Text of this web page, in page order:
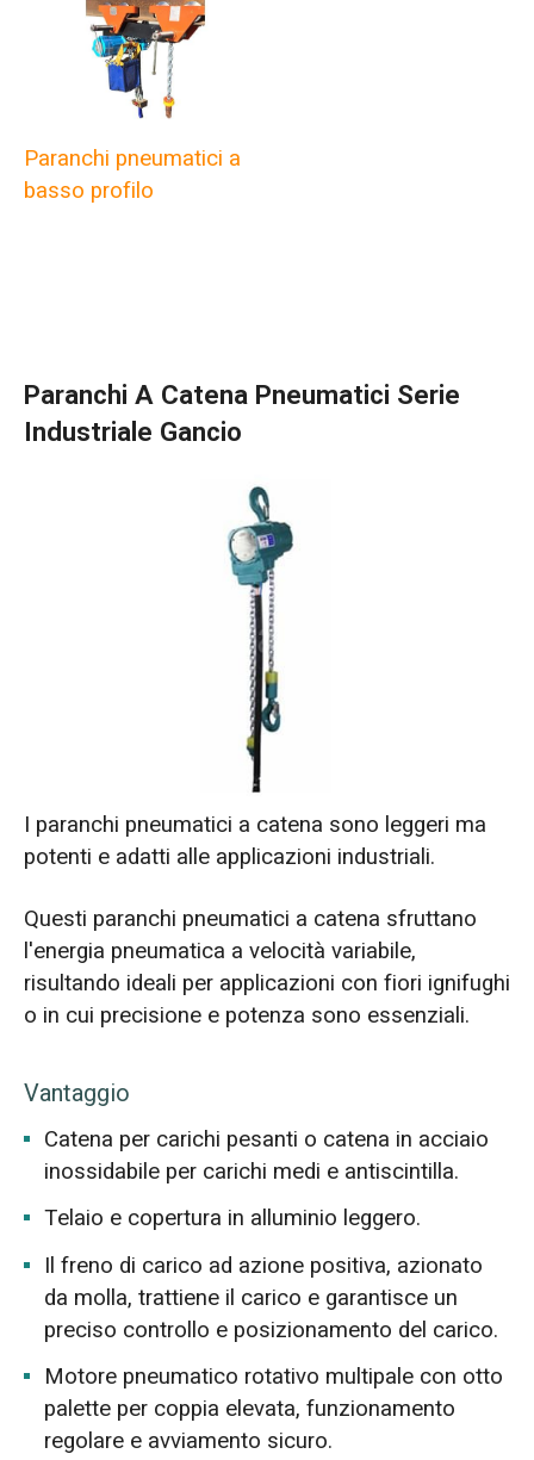
Paranchi pneumatici a
basso profilo
Paranchi A Catena Pneumatici Serie
Industriale Gancio
I paranchi pneumatici a catena sono leggeri ma
potenti e adatti alle applicazioni industriali.
Questi paranchi pneumatici a catena sfruttano
l'energia pneumatica a velocità variabile,
risultando ideali per applicazioni con fiori ignifughi
o in cui precisione e potenza sono essenziali.
Vantaggio
Catena per carichi pesanti o catena in acciaio
inossidabile per carichi medi e antiscintilla.
Telaio e copertura in alluminio leggero.
Il freno di carico ad azione positiva, azionato
da molla, trattiene il carico e garantisce un
preciso controllo e posizionamento del carico.
Motore pneumatico rotativo multipale con otto
palette per coppia elevata, funzionamento
regolare e avviamento sicuro.